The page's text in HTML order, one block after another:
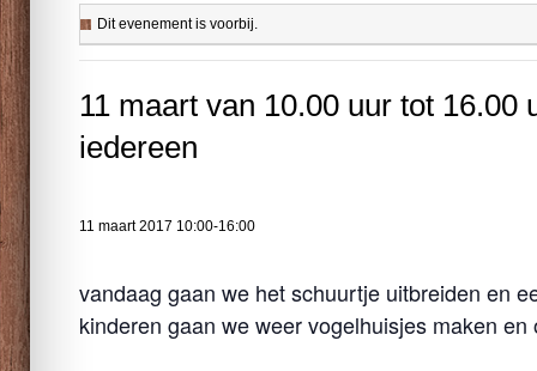
Dit evenement is voorbij.
11 maart van 10.00 uur tot 16.00
iedereen
11 maart 2017 10:00-16:00
vandaag gaan we het schuurtje uitbreiden en
kinderen gaan we weer vogelhuisjes maken en